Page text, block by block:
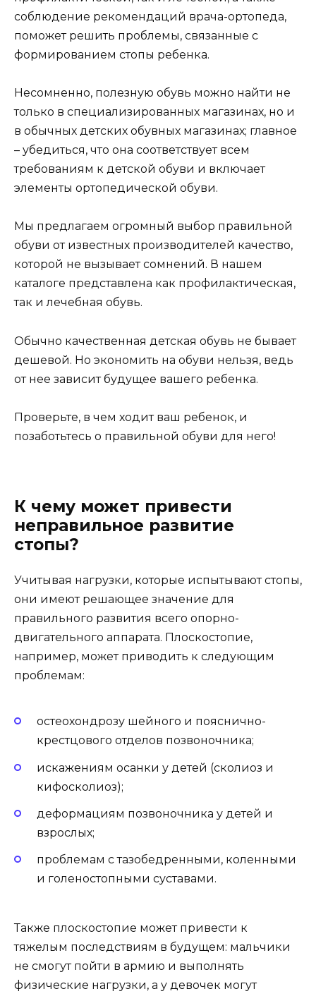
соблюдение рекомендаций врача-ортопеда,
поможет решить проблемы, связанные с
формированием стопы ребенка.
Несомненно, полезную обувь можно найти не
только в специализированных магазинах, но и
в обычных детских обувных магазинах; главное
– убедиться, что она соответствует всем
требованиям к детской обуви и включает
элементы ортопедической обуви.
Мы предлагаем огромный выбор правильной
обуви от известных производителей качество,
которой не вызывает сомнений. В нашем
каталоге представлена как профилактическая,
так и лечебная обувь.
Обычно качественная детская обувь не бывает
дешевой. Но экономить на обуви нельзя, ведь
от нее зависит будущее вашего ребенка.
Проверьте, в чем ходит ваш ребенок, и
позаботьтесь о правильной обуви для него!
К чему может привести
неправильное развитие
стопы?
Учитывая нагрузки, которые испытывают стопы,
они имеют решающее значение для
правильного развития всего опорно-
двигательного аппарата. Плоскостопие,
например, может приводить к следующим
проблемам:
остеохондрозу шейного и пояснично-
крестцового отделов позвоночника;
искажениям осанки у детей (сколиоз и
кифосколиоз);
деформациям позвоночника у детей и
взрослых;
проблемам с тазобедренными, коленными
и голеностопными суставами.
Также плоскостопие может привести к
тяжелым последствиям в будущем: мальчики
не смогут пойти в армию и выполнять
физические нагрузки, а у девочек могут